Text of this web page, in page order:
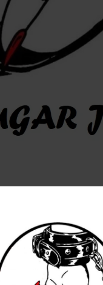
QUIENES SOMOS